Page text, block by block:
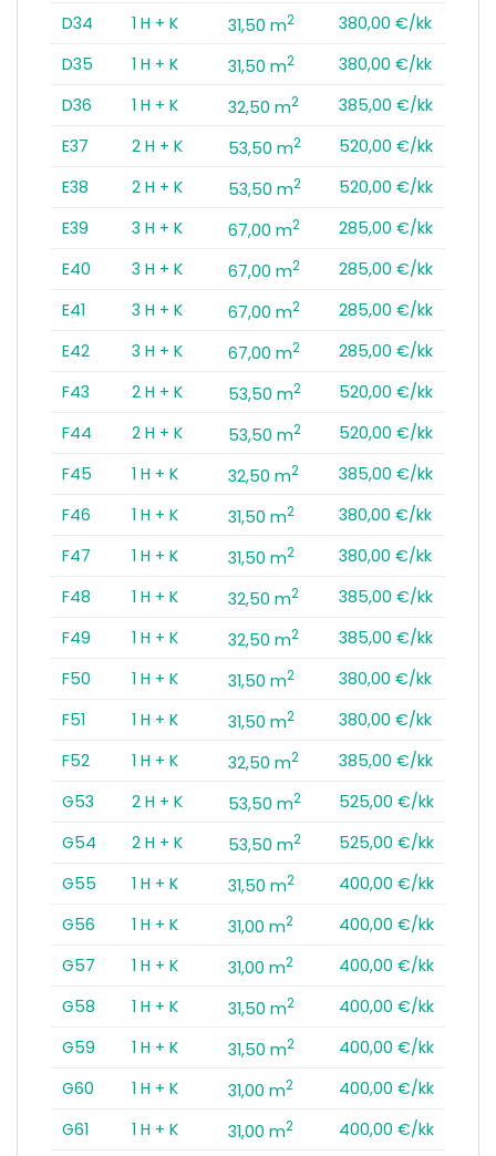
D34
1 H + K 31,50 m2
380,00 €/kk
D35
1 H + K 31,50 m2
380,00 €/kk
D36
1 H + K 32,50 m2
385,00 €/kk
E37
2 H + K 53,50 m2
520,00 €/kk
E38
2 H + K 53,50 m2
520,00 €/kk
E39
3 H + K 67,00 m2
285,00 €/kk
E40
3 H + K 67,00 m2
285,00 €/kk
E41
3 H + K 67,00 m2
285,00 €/kk
E42
3 H + K 67,00 m2
285,00 €/kk
F43
2 H + K 53,50 m2
520,00 €/kk
F44
2 H + K 53,50 m2
520,00 €/kk
F45
1 H + K 32,50 m2
385,00 €/kk
F46
1 H + K 31,50 m2
380,00 €/kk
F47
1 H + K 31,50 m2
380,00 €/kk
F48
1 H + K 32,50 m2
385,00 €/kk
F49
1 H + K 32,50 m2
385,00 €/kk
F50
1 H + K 31,50 m2
380,00 €/kk
F51
1 H + K 31,50 m2
380,00 €/kk
F52
1 H + K 32,50 m2
385,00 €/kk
G53
2 H + K 53,50 m2
525,00 €/kk
G54
2 H + K 53,50 m2
525,00 €/kk
G55
1 H + K 31,50 m2
400,00 €/kk
G56
1 H + K 31,00 m2
400,00 €/kk
G57
1 H + K 31,00 m2
400,00 €/kk
G58
1 H + K 31,50 m2
400,00 €/kk
G59
1 H + K 31,50 m2
400,00 €/kk
G60
1 H + K 31,00 m2
400,00 €/kk
G61
1 H + K 31,00 m2
400,00 €/kk